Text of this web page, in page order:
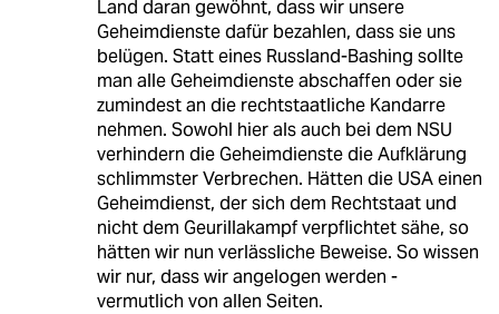
Land daran gewöhnt, dass wir unsere
Geheimdienste dafür bezahlen, dass sie uns
belügen. Statt eines Russland-Bashing sollte
man alle Geheimdienste abschaffen oder sie
zumindest an die rechtstaatliche Kandarre
nehmen. Sowohl hier als auch bei dem NSU
verhindern die Geheimdienste die Aufklärung
schlimmster Verbrechen. Hätten die USA einen
Geheimdienst, der sich dem Rechtstaat und
nicht dem Geurillakampf verpflichtet sähe, so
hätten wir nun verlässliche Beweise. So wissen
wir nur, dass wir angelogen werden -
vermutlich von allen Seiten.